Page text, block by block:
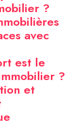
?
avec
est le
?
et